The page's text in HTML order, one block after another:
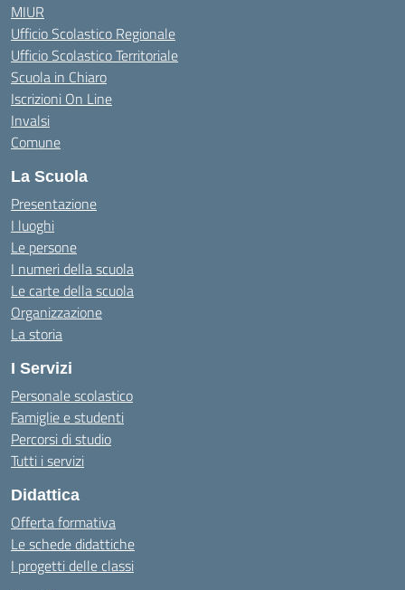
MIUR
Ufficio Scolastico Regionale
Ufficio Scolastico Territoriale
Scuola in Chiaro
Iscrizioni On Line
Invalsi
Comune
La Scuola
Presentazione
I luoghi
Le persone
I numeri della scuola
Le carte della scuola
Organizzazione
La storia
I Servizi
Personale scolastico
Famiglie e studenti
Percorsi di studio
Tutti i servizi
Didattica
Offerta formativa
Le schede didattiche
I progetti delle classi